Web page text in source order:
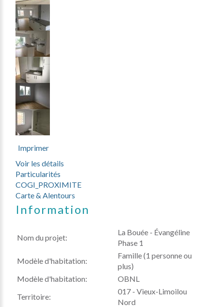
Imprimer
Voir les détails
Particularités
COGI_PROXIMITE
Carte & Alentours
Information
Nom du projet:
La Bouée - Évangéline
Phase 1
Modèle d'habitation:
Famille (1 personne ou
plus)
Modèle d'habitation:
OBNL
Territoire:
017 - Vieux-Limoilou
Nord